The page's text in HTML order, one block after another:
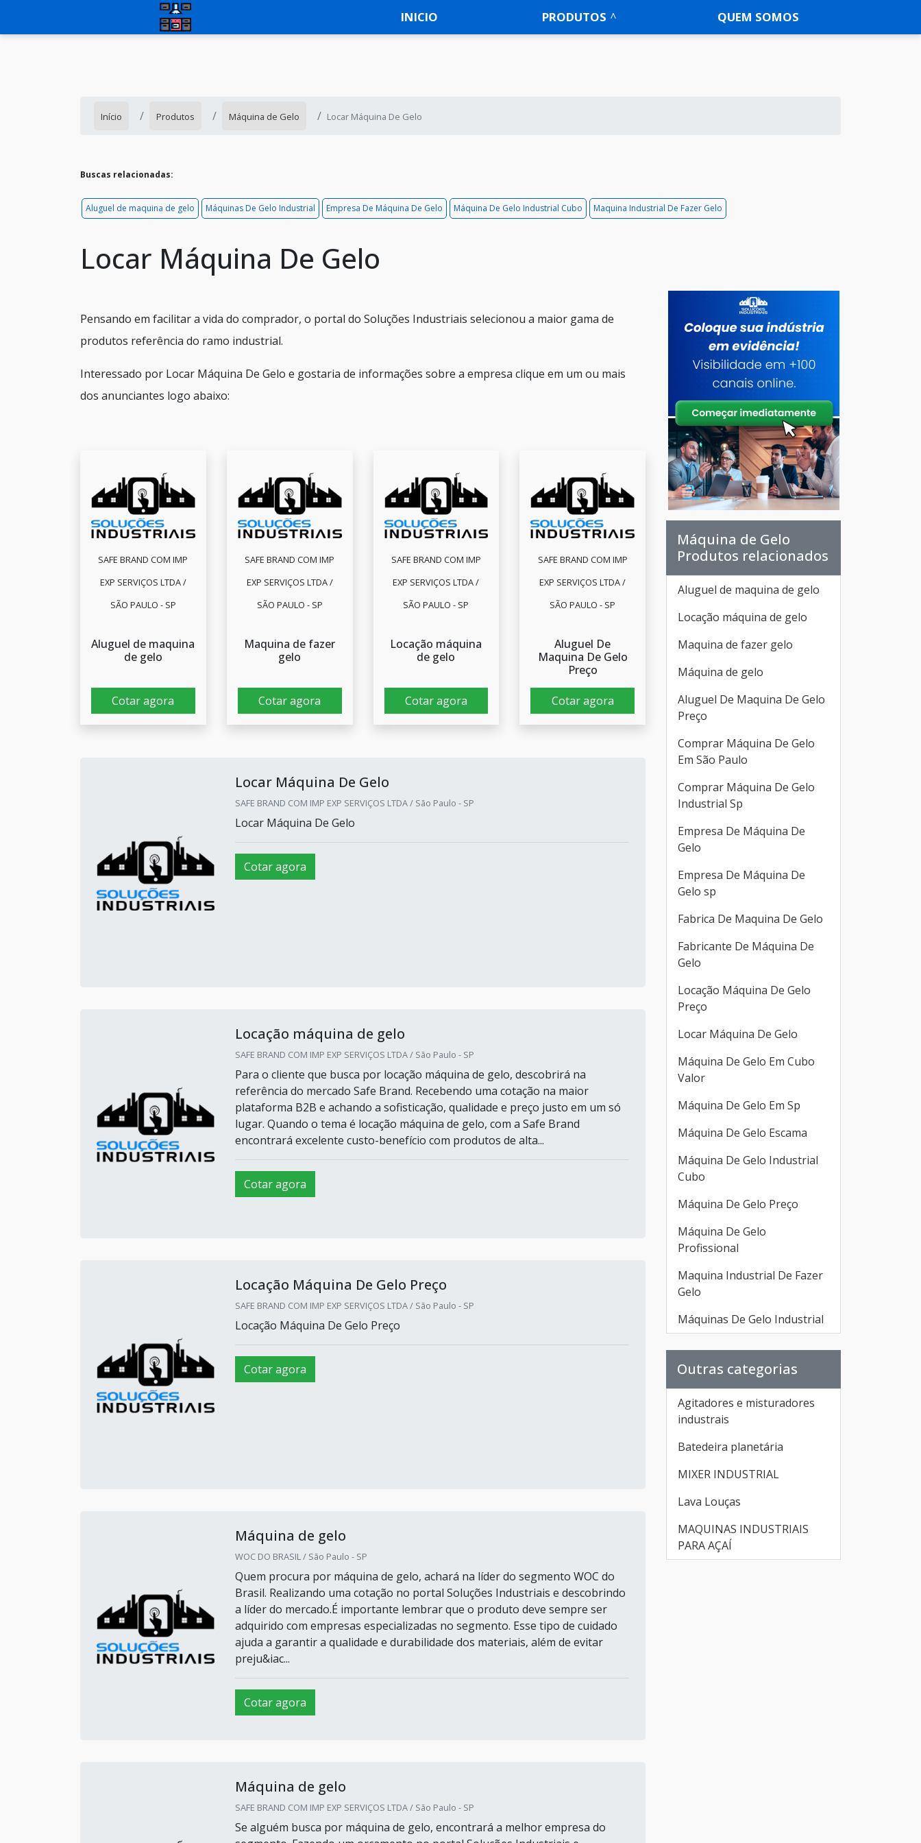
INICIO PRODUTOS QUEM SOMOS
Início Produtos Máquina de Gelo Locar Máquina De Gelo
Buscas relacionadas:
Aluguel de maquina de gelo Máquinas De Gelo Industrial Empresa De Máquina De Gelo Máquina De Gelo Industrial Cubo Maquina Industrial De Fazer Gelo
Locar Máquina De Gelo
Pensando em facilitar a vida do comprador, o portal do Soluções Industriais selecionou a maior gama de
produtos referência do ramo industrial.
Interessado por Locar Máquina De Gelo e gostaria de informações sobre a empresa clique em um ou mais
dos anunciantes logo abaixo:
SAFE BRAND COM IMP
EXP SERVIÇOS LTDA /
SÃO PAULO - SP
Aluguel de maquina
de gelo
Cotar agora
SAFE BRAND COM IMP
EXP SERVIÇOS LTDA /
SÃO PAULO - SP
Maquina de fazer
gelo
Cotar agora
SAFE BRAND COM IMP
EXP SERVIÇOS LTDA /
SÃO PAULO - SP
Locação máquina
de gelo
Cotar agora
SAFE BRAND COM IMP
EXP SERVIÇOS LTDA /
SÃO PAULO - SP
Aluguel De
Maquina De Gelo
Preço
Cotar agora
Locar Máquina De Gelo
SAFE BRAND COM IMP EXP SERVIÇOS LTDA / São Paulo - SP
Locar Máquina De Gelo
Cotar agora
Locação máquina de gelo
SAFE BRAND COM IMP EXP SERVIÇOS LTDA / São Paulo - SP
Para o cliente que busca por locação máquina de gelo, descobrirá na
referência do mercado Safe Brand. Recebendo uma cotação na maior
plataforma B2B e achando a sofisticação, qualidade e preço justo em um só
lugar. Quando o tema é locação máquina de gelo, com a Safe Brand
encontrará excelente custo-benefício com produtos de alta...
Cotar agora
Locação Máquina De Gelo Preço
SAFE BRAND COM IMP EXP SERVIÇOS LTDA / São Paulo - SP
Locação Máquina De Gelo Preço
Cotar agora
Máquina de gelo
WOC DO BRASIL / São Paulo - SP
Quem procura por máquina de gelo, achará na líder do segmento WOC do
Brasil. Realizando uma cotação no portal Soluções Industriais e descobrindo
a líder do mercado.É importante lembrar que o produto deve sempre ser
adquirido com empresas especializadas no segmento. Esse tipo de cuidado
ajuda a garantir a qualidade e durabilidade dos materiais, além de evitar
preju&iac...
Cotar agora
Máquina de gelo
SAFE BRAND COM IMP EXP SERVIÇOS LTDA / São Paulo - SP
Se alguém busca por máquina de gelo, encontrará a melhor empresa do
Máquina de Gelo
Produtos relacionados
Aluguel de maquina de gelo
Locação máquina de gelo
Maquina de fazer gelo
Máquina de gelo
Aluguel De Maquina De Gelo
Preço
Comprar Máquina De Gelo
Em São Paulo
Comprar Máquina De Gelo
Industrial Sp
Empresa De Máquina De
Gelo
Empresa De Máquina De
Gelo sp
Fabrica De Maquina De Gelo
Fabricante De Máquina De
Gelo
Locação Máquina De Gelo
Preço
Locar Máquina De Gelo
Máquina De Gelo Em Cubo
Valor
Máquina De Gelo Em Sp
Máquina De Gelo Escama
Máquina De Gelo Industrial
Cubo
Máquina De Gelo Preço
Máquina De Gelo
Profissional
Maquina Industrial De Fazer
Gelo
Máquinas De Gelo Industrial
Outras categorias
Agitadores e misturadores
industrais
Batedeira planetária
MIXER INDUSTRIAL
Lava Louças
MAQUINAS INDUSTRIAIS
PARA AÇAÍ